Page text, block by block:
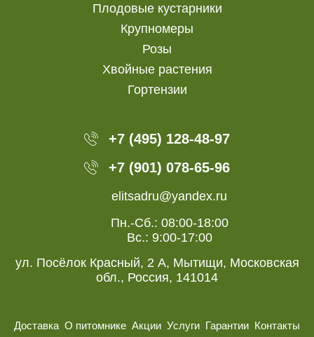
Плодовые кустарники
Крупномеры
Розы
Хвойные растения
Гортензии
+7 (495) 128-48-97
+7 (901) 078-65-96
elitsadru@yandex.ru
Пн.-Сб.: 08:00-18:00
Вс.: 9:00-17:00
ул. Посёлок Красный, 2 А, Мытищи, Московская
обл., Россия, 141014
Доставка О питомнике Акции Услуги Гарантии Контакты